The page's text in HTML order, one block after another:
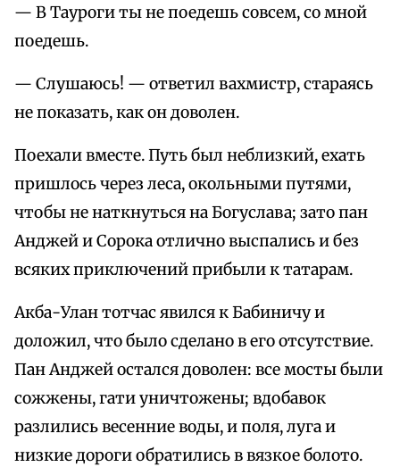
— В Тауроги ты не поедешь совсем, со мной
поедешь.
— Слушаюсь! — ответил вахмистр, стараясь
не показать, как он доволен.
Поехали вместе. Путь был неблизкий, ехать
пришлось через леса, окольными путями,
чтобы не наткнуться на Богуслава; зато пан
Анджей и Сорока отлично выспались и без
всяких приключений прибыли к татарам.
Акба-Улан тотчас явился к Бабиничу и
доложил, что было сделано в его отсутствие.
Пан Анджей остался доволен: все мосты были
сожжены, гати уничтожены; вдобавок
разлились весенние воды, и поля, луга и
низкие дороги обратились в вязкое болото.